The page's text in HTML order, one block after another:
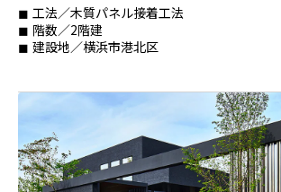
工法／木質パネル接着工法
階数／2階建
建設地／横浜市港北区